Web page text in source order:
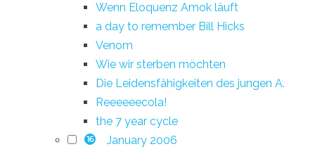
Wenn Eloquenz Amok läuft
a day to remember Bill Hicks
Venom
Wie wir sterben möchten
Die Leidensfähigkeiten des jungen A.
Reeeeeecola!
the 7 year cycle
16 January 2006